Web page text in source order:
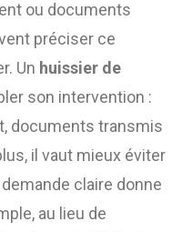
ou documents
préciser ce
Un huissier de
son intervention :
documents transmis
il vaut mieux éviter
claire donne
au lieu de